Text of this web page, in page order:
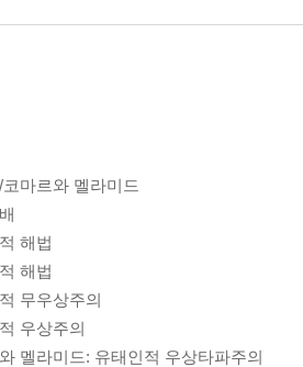
마르와 멜라미드
해법
해법
무우상주의
우상주의
멜라미드: 유태인적 우상타파주의